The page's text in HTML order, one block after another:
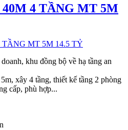
4 TẦNG MT 5M
khu đồng bộ về hạ tầng an
xây 4 tầng, thiết kế tầng 2 phòng
cấp, phù hợp...